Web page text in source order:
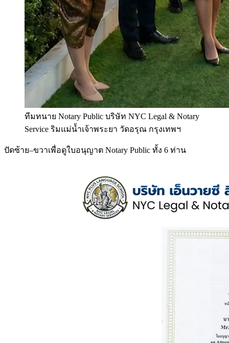
ทีมทนาย Notary Public บริษัท NYC Legal & Notary
Service ริมแม่น้ำเจ้าพระยา วัดอรุณ กรุงเทพฯ
ปัดซ้าย–ขวาเพื่อดูใบอนุญาต Notary Public ทั้ง 6 ท่าน